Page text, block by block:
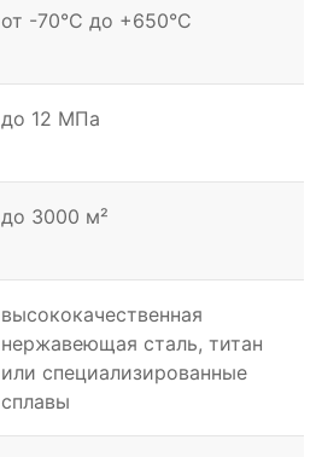
от -70°C до +650°C
до 12 МПа
до 3000 м²
высококачественная
нержавеющая сталь, титан
или специализированные
сплавы